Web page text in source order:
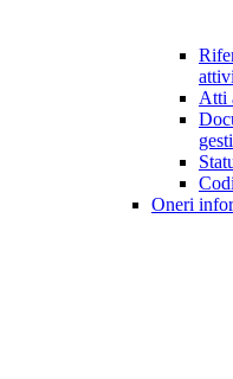
Atti
Oneri